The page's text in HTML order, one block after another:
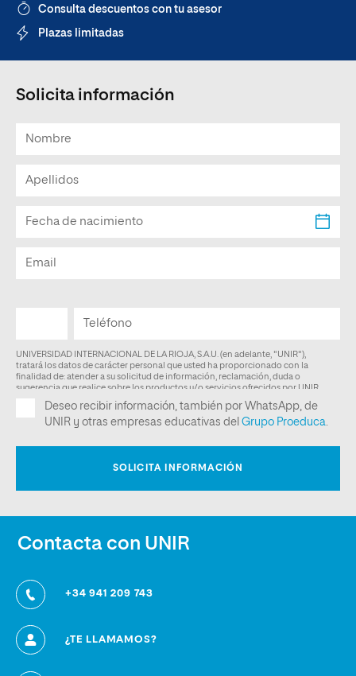
Consulta descuentos con tu asesor
Plazas limitadas
Solicita información
Contacta con UNIR
+34 941 209 743
¿TE LLAMAMOS?